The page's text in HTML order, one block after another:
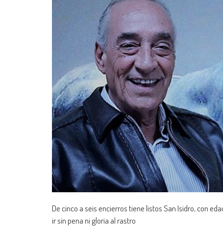
De cinco a seis encierros tiene listos San Isidro, con
ir sin pena ni gloria al rastro